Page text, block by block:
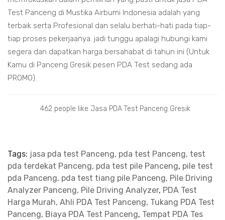
Test Panceng di Mustika Airbumi Indonesia adalah yang
terbaik serta Profesional dan selalu berhati-hati pada tiap-
tiap proses pekerjaanya. jadi tunggu apalagi hubungi kami
segera dan dapatkan harga bersahabat di tahun ini (Untuk
Kamu di Panceng Gresik pesen PDA Test sedang ada
PROMO).
462 people like Jasa PDA Test Panceng Gresik
Tags: jasa pda test Panceng, pda test Panceng, test
pda terdekat Panceng, pda test pile Panceng, pile test
pda Panceng, pda test tiang pile Panceng, Pile Driving
Analyzer Panceng, Pile Driving Analyzer, PDA Test
Harga Murah, Ahli PDA Test Panceng, Tukang PDA Test
Panceng, Biaya PDA Test Panceng, Tempat PDA Tes